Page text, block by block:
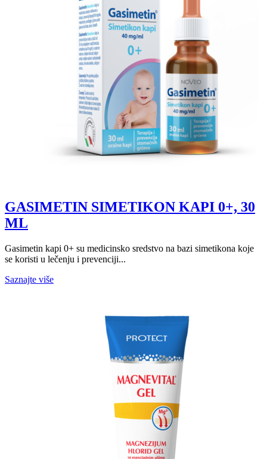
GASIMETIN SIMETIKON KAPI 0+, 30
ML
Gasimetin kapi 0+ su medicinsko sredstvo na bazi simetikona koje
se koristi u lečenju i prevenciji...
Saznajte više